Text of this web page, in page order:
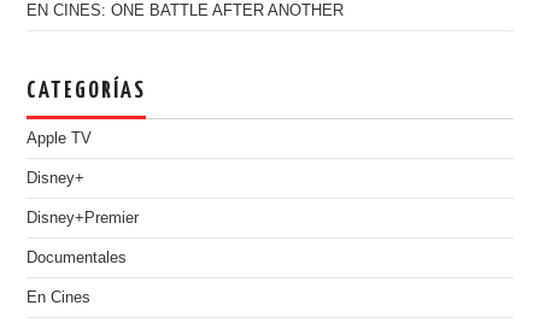
EN CINES: ONE BATTLE AFTER ANOTHER
CATEGORÍAS
Apple TV
Disney+
Disney+Premier
Documentales
En Cines